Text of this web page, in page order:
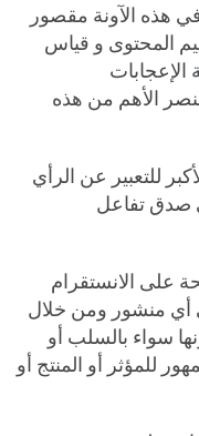
في هذه الآونة مقصور
المحتوى و قياس
الأهم من هذه
للتعبير عن الرأي
صدق تفاعل
على الانستقرام
أي منشور ومن خلال
سواء بالسلب أو
للمؤثر أو المنتج أو